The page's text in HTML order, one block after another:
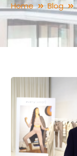
Home Blog